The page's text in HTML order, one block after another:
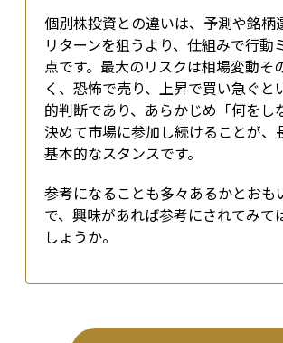
個別株投資との違いは、予測や銘柄
リターンを狙うより、仕組みで行動
点です。最大のリスクは相場変動そ
く、恐怖で売り、上昇で買い急ぐと
的判断であり、あらかじめ「何をし
決めて市場に参加し続けることが、
基本的なスタンスです。
参考になることも多々あるかとおも
で、興味があれば参考にされてみて
しょうか。